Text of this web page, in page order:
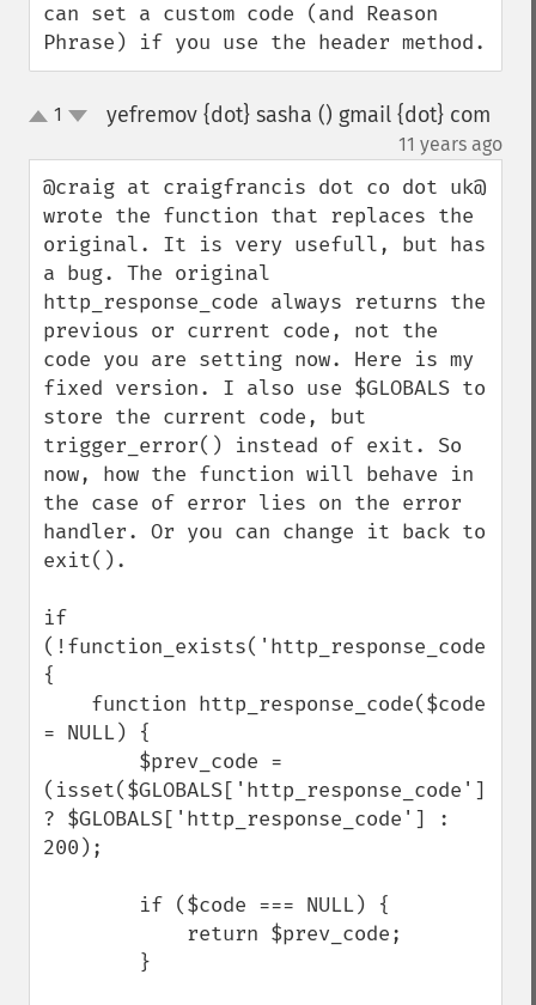
can set a custom code (and Reason
Phrase) if you use the header method.
up
1 yefremov {dot} sasha () gmail {dot} com
11 years ago
@craig at craigfrancis dot co dot uk@
wrote the function that replaces the
original. It is very usefull, but has
a bug. The original
http_response_code always returns the
previous or current code, not the
code you are setting now. Here is my
fixed version. I also use $GLOBALS to
store the current code, but
trigger_error() instead of exit. So
now, how the function will behave in
the case of error lies on the error
handler. Or you can change it back to
exit().
if
(!function_exists('http_response_code'))
{
= NULL) {
(isset($GLOBALS['http_response_code'])
? $GLOBALS['http_response_code'] :
200);